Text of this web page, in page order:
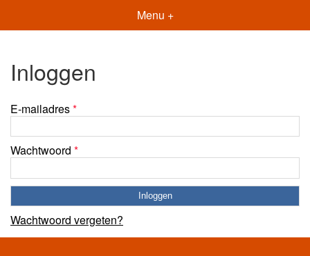
Menu +
Inloggen
E-mailadres*
Wachtwoord *
Wachtwoord vergeten?